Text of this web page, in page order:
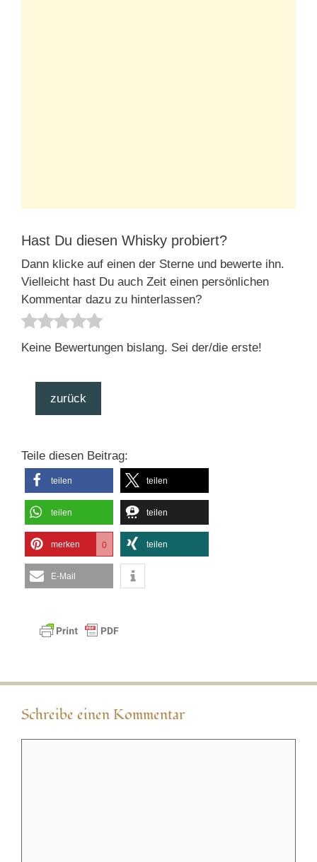
Hast Du diesen Whisky probiert?
Dann klicke auf einen der Sterne und bewerte ihn.
Vielleicht hast Du auch Zeit einen persönlichen
Kommentar dazu zu hinterlassen?
Keine Bewertungen bislang. Sei der/die erste!
zurück
Teile diesen Beitrag:
teilen teilen
teilen teilen
merken 0 teilen
E-Mail
Schreibe einen Kommentar